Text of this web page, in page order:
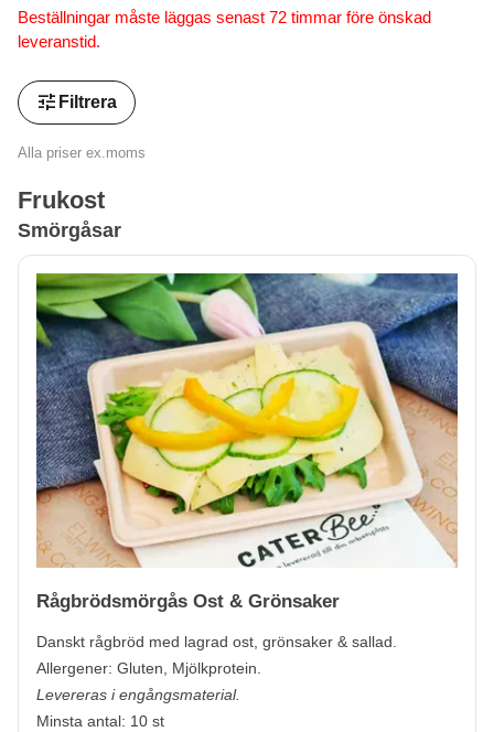
Beställningar måste läggas senast 72 timmar före önskad
leveranstid.
tune Filtrera
Alla priser ex.moms
Frukost
Smörgåsar
Rågbrödsmörgås Ost & Grönsaker
Danskt rågbröd med lagrad ost, grönsaker & sallad.
Allergener: Gluten, Mjölkprotein.
Levereras i engångsmaterial.
Minsta antal: 10 st